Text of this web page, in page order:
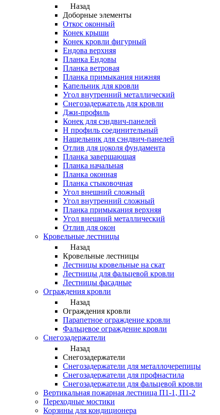
Назад
Доборные элементы
Откос оконный
Конек крыши
Конек кровли фигурный
Ендова верхняя
Планка Ендовы
Планка ветровая
Планка примыкания нижняя
Капельник для кровли
Угол внутренний металлический
Снегозадержатель для кровли
Джи-профиль
Конек для сэндвич-панелей
Н профиль соединительный
Нащельник для сэндвич-панелей
Отлив для цоколя фундамента
Планка завершающая
Планка начальная
Планка оконная
Планка стыковочная
Угол внешний сложный
Угол внутренний сложный
Планка примыкания верхняя
Угол внешний металлический
Отлив для окон
Кровельные лестницы
Назад
Кровельные лестницы
Лестницы кровельные на скат
Лестницы для фальцевой кровли
Лестницы фасадные
Ограждения кровли
Назад
Ограждения кровли
Парапетное ограждение кровли
Фальцевое ограждение кровли
Снегозадержатели
Назад
Снегозадержатели
Снегозадержатели для металлочерепицы
Снегозадержатели для профнастила
Снегозадержатели для фальцевой кровли
Вертикальная пожарная лестница П1-1, П1-2
Переходные мостики
Корзины для кондиционера